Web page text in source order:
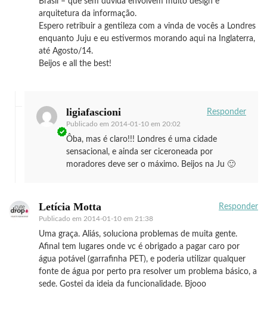
arquitetura da informação.
Espero retribuir a gentileza com a vinda de vocês a Londres
enquanto Juju e eu estivermos morando aqui na Inglaterra,
até Agosto/14.
Beijos e all the best!
ligiafascioni
Publicado em 2014-01-10 em 20:02
Responder
Ôba, mas é claro!!! Londres é uma cidade
sensacional, e ainda ser ciceroneada por
moradores deve ser o máximo. Beijos na Ju 🙂
Letícia Motta
Publicado em 2014-01-10 em 21:38
Responder
Uma graça. Aliás, soluciona problemas de muita gente.
Afinal tem lugares onde vc é obrigado a pagar caro por
água potável (garrafinha PET), e poderia utilizar qualquer
fonte de água por perto pra resolver um problema básico, a
sede. Gostei da ideia da funcionalidade. Bjooo